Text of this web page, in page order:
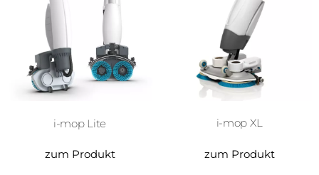
i-mop Lite
zum Produkt
i-mop XL
zum Produkt